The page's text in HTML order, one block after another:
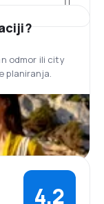
odmor ili city
planiranja.
4,2